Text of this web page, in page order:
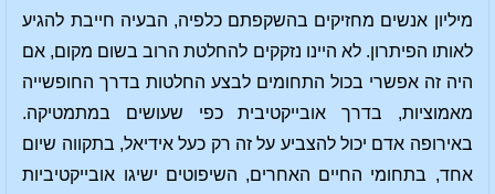
מיליון אנשים מחזיקים בהשקפתם כלפיה, הבעיה חייבת להגיע
לאותו הפיתרון. לא היינו נזקקים להחלטת הרוב בשום מקום, אם
היה זה אפשרי בכול התחומים לבצע החלטות בדרך החופשייה
מאמוציות, בדרך אובייקטיבית כפי שעושים במתמטיקה.
באירופה אדם יכול להצביע על זה רק כעל אידיאל, בתקווה שיום
אחד, בתחומי החיים האחרים, השיפוטים ישיגו אובייקטיביות